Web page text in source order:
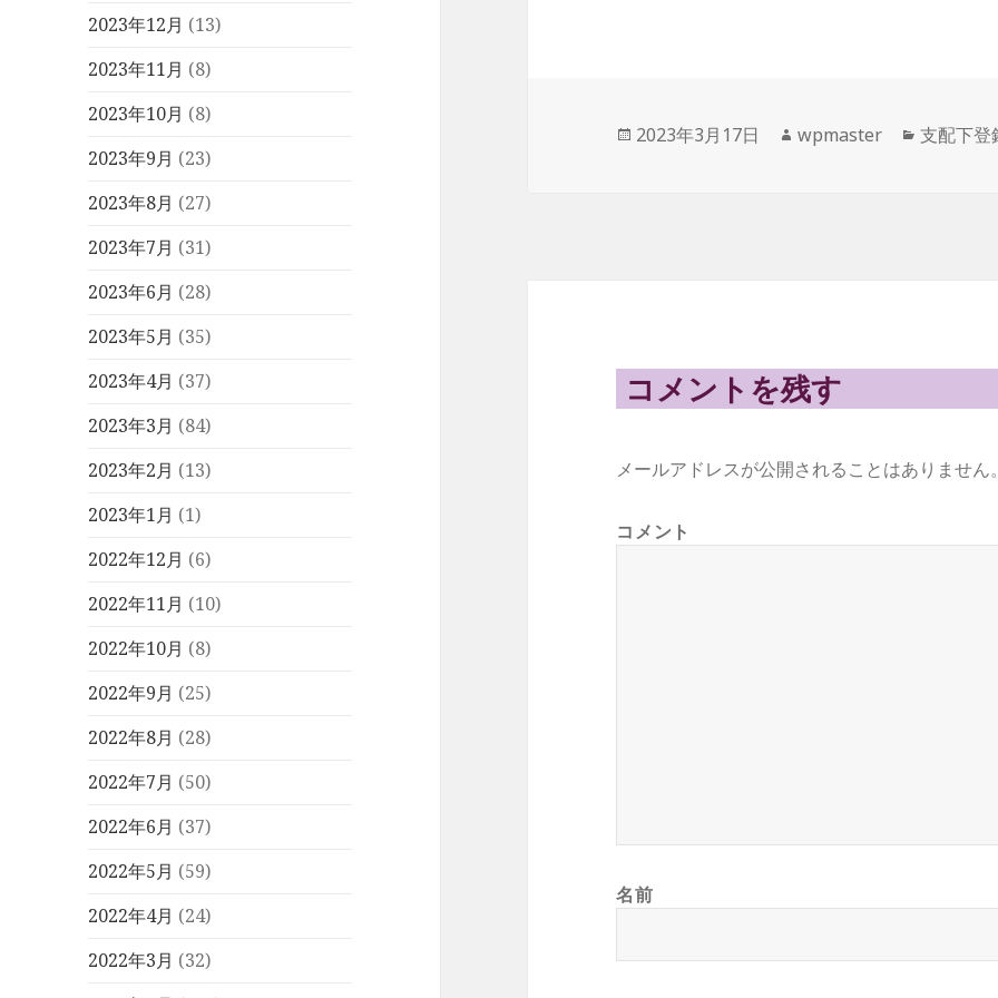
2023年12月 (13)
2023年11月 (8)
2023年10月 (8)
2023年9月 (23)
2023年8月 (27)
2023年7月 (31)
2023年6月 (28)
2023年5月 (35)
2023年4月 (37)
2023年3月 (84)
2023年2月 (13)
2023年1月 (1)
2022年12月 (6)
2022年11月 (10)
2022年10月 (8)
2022年9月 (25)
2022年8月 (28)
2022年7月 (50)
2022年6月 (37)
2022年5月 (59)
2022年4月 (24)
2022年3月 (32)
投
2023年3月17日
作
wpmaster
カ
支配下登
コメントを残す
メールアドレスが公開されることはありません。
コメント
名前